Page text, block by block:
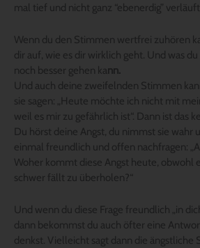
mal tief und nicht ganz “ebenerdig”
Wenn du den Stimmen wertfrei zuhören
dir auf, wie es dir wirklich geht. Und was
noch besser gehen kann.
Und auch deine zweifelnden Stimmen
sie sagen: „Heute möchte ich nicht mit
weil es mir zu gefährlich ist“. Dann ist das
Du hörst deine Angst, du nimmst sie wahr
einmal freundlich und offen nachfragen:
Woher kommt diese Angst heute, obwohl
schwer fällt zu überholen?“
Und wenn du diese Frage freundlich „in
dann bekommst du auch öfter eine
denkst. Vielleicht sagt dann die ängstliche